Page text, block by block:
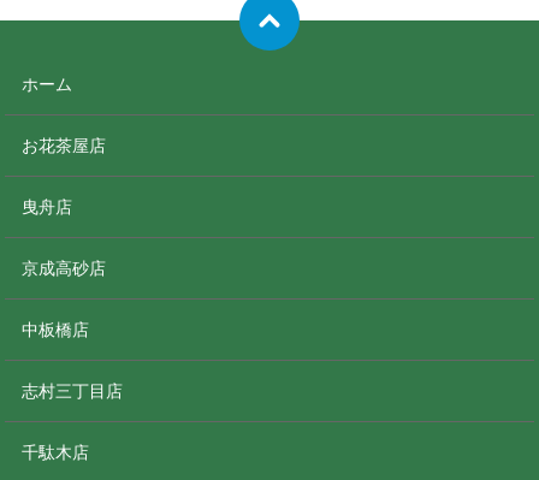
ホーム
お花茶屋店
曳舟店
京成高砂店
中板橋店
志村三丁目店
千駄木店